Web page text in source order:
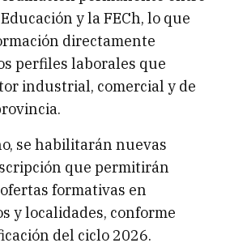
y la FECh, lo que
directamente
perfiles laborales que
industrial, comercial y de
se habilitarán nuevas
que permitirán
formativas en
y localidades, conforme
del ciclo 2026.